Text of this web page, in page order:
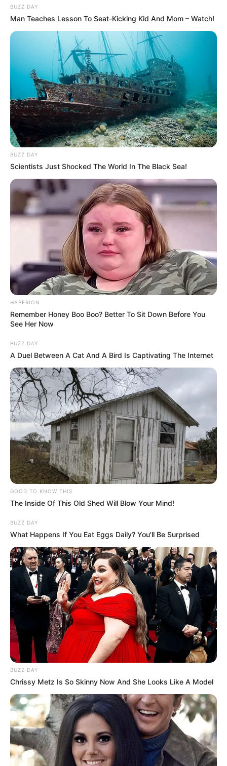
BUZZ DAY
Man Teaches Lesson To Seat-Kicking Kid And Mom – Watch!
BUZZ DAY
Scientists Just Shocked The World In The Black Sea!
HABERION
Remember Honey Boo Boo? Better To Sit Down Before You
See Her Now
BUZZ DAY
A Duel Between A Cat And A Bird Is Captivating The Internet
GOOD TO KNOW THIS
The Inside Of This Old Shed Will Blow Your Mind!
BUZZ DAY
What Happens If You Eat Eggs Daily? You'll Be Surprised
BUZZ DAY
Chrissy Metz Is So Skinny Now And She Looks Like A Model